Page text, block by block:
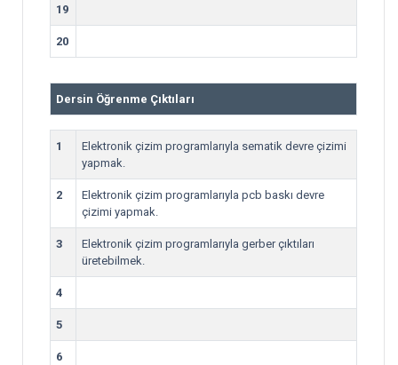
19
20
Dersin Öğrenme Çıktıları
1
Elektronik çizim programlarıyla sematik devre çizimi
yapmak.
2
Elektronik çizim programlarıyla pcb baskı devre
çizimi yapmak.
3
Elektronik çizim programlarıyla gerber çıktıları
üretebilmek.
4
5
6